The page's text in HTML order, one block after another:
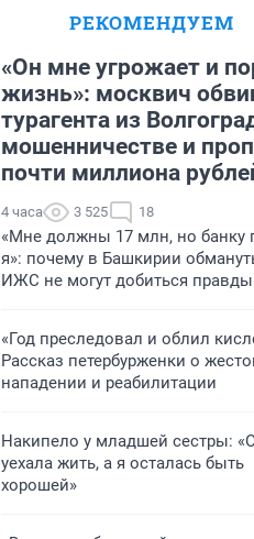
Надежда Губарь
РЕКОМЕНДУЕМ
«Он мне угрожает и
жизнь»: москвич
турагента из
мошенничестве и
почти миллиона
4 часа 3 525 18
«Мне должны 17 млн, но банку
я»: почему в Башкирии
ИЖС не могут добиться правды
«Год преследовал и облил
Рассказ петербурженки о
нападении и реабилитации
Накипело у младшей сестры:
уехала жить, а я осталась быть
хорошей»